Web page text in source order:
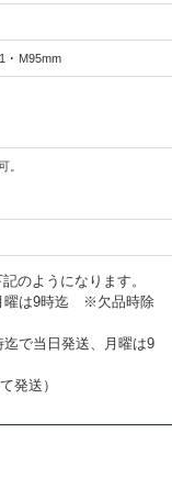
･ M95mm
。
ようになります。
は9時迄 ※欠品時除
で当日発送、月曜は9
発送）